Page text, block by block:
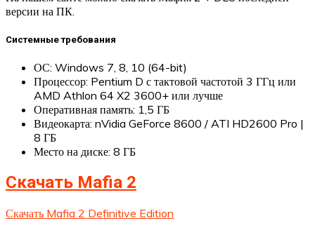
версии на ПК.
Системные требования
ОС: Windows 7, 8, 10 (64-bit)
Процессор: Pentium D с тактовой частотой 3 ГГц или
AMD Athlon 64 X2 3600+ или лучше
Оперативная память: 1,5 ГБ
Видеокарта: nVidia GeForce 8600 / ATI HD2600 Pro |
8 ГБ
Место на диске: 8 ГБ
Скачать Mafia 2
Скачать Mafia 2 Definitive Edition